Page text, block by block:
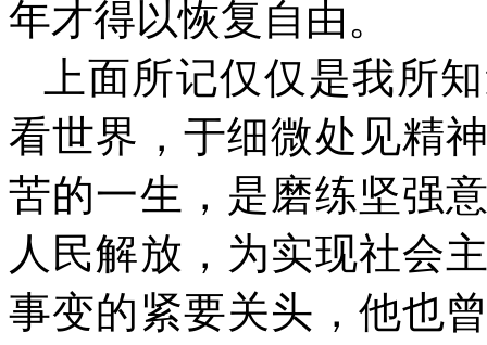
年才得以恢复自由。
上面所记仅仅是我所
看世界，于细微处见精
苦的一生，是磨练坚强
人民解放，为实现社会
事变的紧要关头，他也